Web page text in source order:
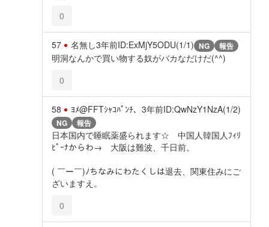
0
57 名無し3年前ID:ExMjY5ODU(1/1) NG 報告
明洞なんかで買い物する奴がバカなだけだ(^^)
0
58 ﾖﾒ@FFTｼｬｺﾊﾟﾝﾁ、 3年前ID:QwNzY1NzA(1/2)
NG 報告
日本国内で睡眠薬盛られます☆ 中国人韓国人ﾌｨﾘ
ﾋﾟｰﾅからわ→ 大阪は難波、千日前。
( ￣ー￣)ﾉちなみにわたくしは退去、関東住みにご
ざいますえ。
0